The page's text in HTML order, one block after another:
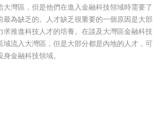
灣區，但是他們在進入金融科技領域時需要了
為缺乏的。人才缺乏很重要的一個原因是大部
推進科技人才的培養。在談及大灣區金融科技
流入大灣區，但是大部分都是內地的人才，可
金融科技領域。